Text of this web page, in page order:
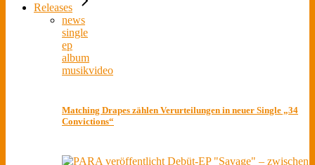
Releases
news
single
ep
album
musikvideo
Matching Drapes zählen Verurteilungen in neuer Single „34
Convictions“